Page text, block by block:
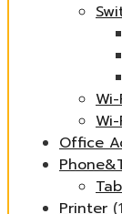
Office
Printer